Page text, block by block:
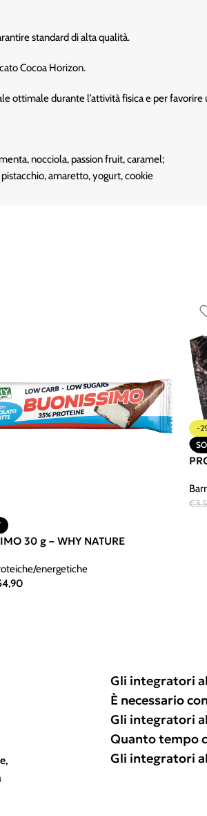
standard di alta qualità.
Cocoa Horizon.
ottimale durante l’attività fisica e per
nocciola, passion fruit, caramel;
amaretto, yogurt, cookie
30 g – WHY NATURE
energetiche
-
€
Gli integratori
È necessario
Gli integratori
Quanto tempo
Gli integratori